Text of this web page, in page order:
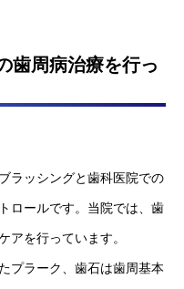
歯周病治療を行っ
ラッシングと歯科医院での
ロールです。当院では、歯
アを行っています。
プラーク、歯石は歯周基本